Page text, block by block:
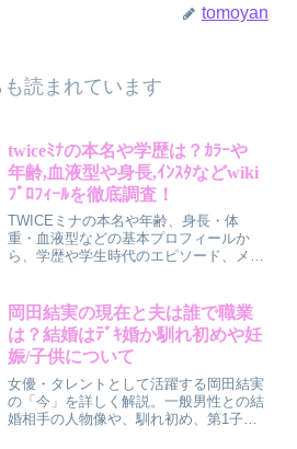
tomoyan
も読まれています
twiceﾐﾅの本名や学歴は？ｶﾗｰや
年齢,血液型や身長,ｲﾝｽﾀなどwiki
ﾌﾟﾛﾌｨｰﾙを徹底調査！
TWICEミナの本名や年齢、身長・体
重・血液型などの基本プロフィールか
ら、学歴や学生時代のエピソード、メン
かりやすく整理して徹底解説していま
す。
岡田結実の現在と夫は誰で職業
は？結婚はﾃﾞｷ婚か馴れ初めや妊
娠/子供について
女優・タレントとして活躍する岡田結実
の「今」を詳しく解説。一般男性との結
婚相手の人物像や、馴れ初め、第1子出